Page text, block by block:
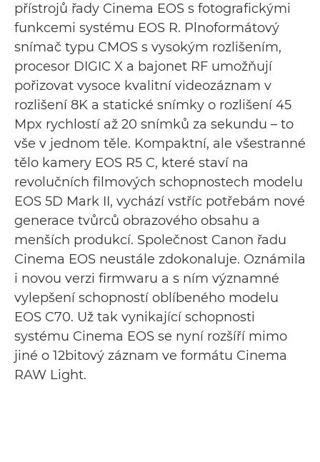
přístrojů řady Cinema EOS s fotografickými
funkcemi systému EOS R. Plnoformátový
snímač typu CMOS s vysokým rozlišením,
procesor DIGIC X a bajonet RF umožňují
pořizovat vysoce kvalitní videozáznam v
rozlišení 8K a statické snímky o rozlišení 45
Mpx rychlostí až 20 snímků za sekundu – to
vše v jednom těle. Kompaktní, ale všestranné
tělo kamery EOS R5 C, které staví na
revolučních filmových schopnostech modelu
EOS 5D Mark II, vychází vstříc potřebám nové
generace tvůrců obrazového obsahu a
menších produkcí. Společnost Canon řadu
Cinema EOS neustále zdokonaluje. Oznámila
i novou verzi firmwaru a s ním významné
vylepšení schopností oblíbeného modelu
EOS C70. Už tak vynikající schopnosti
systému Cinema EOS se nyní rozšíří mimo
jiné o 12bitový záznam ve formátu Cinema
RAW Light.